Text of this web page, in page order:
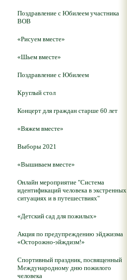
Поздравление с Юбилеем участника
ВОВ
«Рисуем вместе»
«Шьем вместе»
Поздравление с Юбилеем
Круглый стол
Концерт для граждан старше 60 лет
«Вяжем вместе»
Выборы 2021
«Вышиваем вместе»
Онлайн мероприятие "Система
идентификаций человека в экстренных
ситуациях и в путешествиях"
«Детский сад для пожилых»
Акция по предупреждению эйджизма
«Осторожно-эйждизм!»
Спортивный праздник, посвященный
Международному дню пожилого
человека